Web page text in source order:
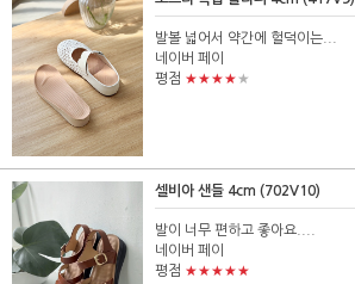
발볼 넓어서 약간에 헐덕이는...
네이버 페이
평점 ★★★★★
셀비아 샌들 4cm (702V10)
발이 너무 편하고 좋아요....
네이버 페이
평점 ★★★★★